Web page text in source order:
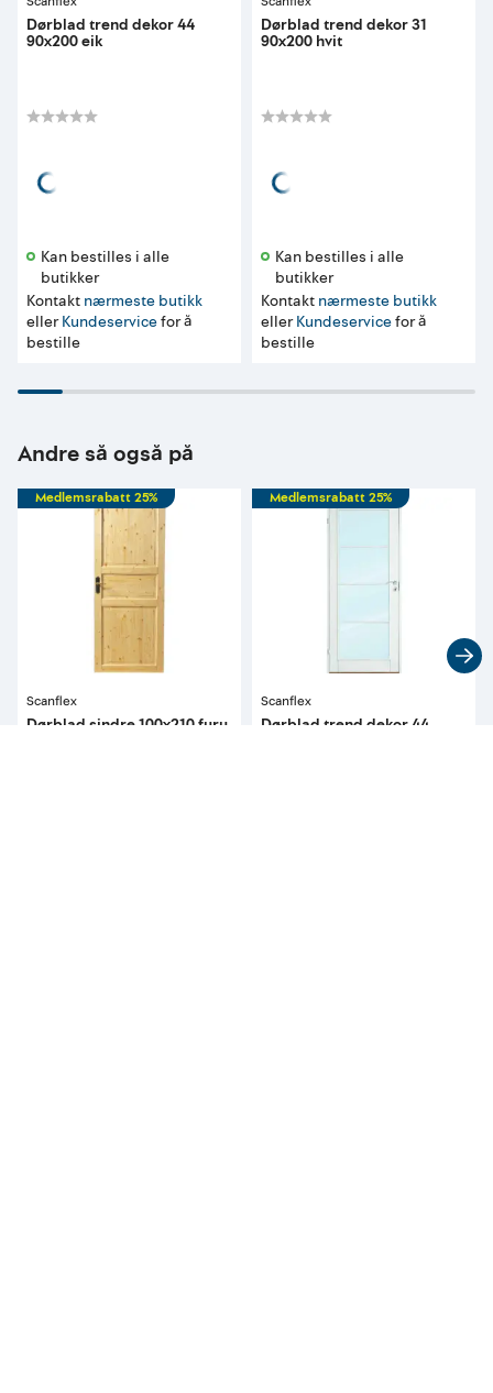
Dørblad trend dekor 44
90x200 eik
Kan bestilles i alle
butikker
Kontakt nærmeste butikk
ellerKundeservicefor å
bestille
Dørblad trend dekor 31
90x200 hvit
Kan bestilles i alle
butikker
Kontakt nærmeste butikk
ellerKundeservicefor å
bestille
Andre så også på
Medlemsrabatt 25%
Scanflex
Dørblad sindre 100x210 furu
Medlemsrabatt 25%
Scanflex
Dørblad trend dekor 44